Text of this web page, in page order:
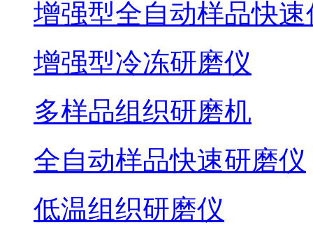
增强型全自动样品快速
增强型冷冻研磨仪
多样品组织研磨机
全自动样品快速研磨仪
低温组织研磨仪